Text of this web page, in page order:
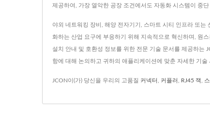
제공하여, 가장 열악한 공장 조건에서도 자동화 시스템이 중
야외 네트워킹 장비, 해양 전자기기, 스마트 시티 인프라 또
화하는 산업 요구에 부응하기 위해 지속적으로 혁신하며, 원
설치 안내 및 호환성 정보를 위한 전문 기술 문서를 제공하는
항에 대해 논의하고 귀하의 애플리케이션에 맞춘 자세한 기술
JCON이(가) 당신을 우리의 고품질 커넥터 커플러 RJ45 잭